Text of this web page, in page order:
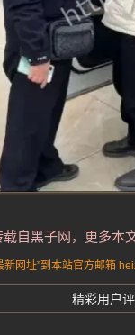
载自黑子网，更多本
网址”到本站官方邮箱
精彩用户